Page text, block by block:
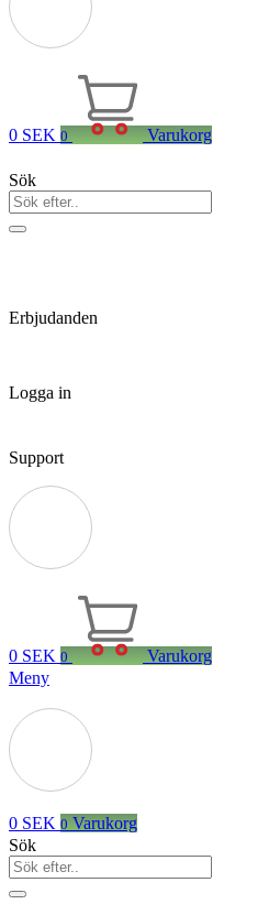
0 SEK 0 Varukorg
Sök
Erbjudanden
Logga in
Support
0 SEK 0
Varukorg
Meny
0 SEK 0 Varukorg
Sök